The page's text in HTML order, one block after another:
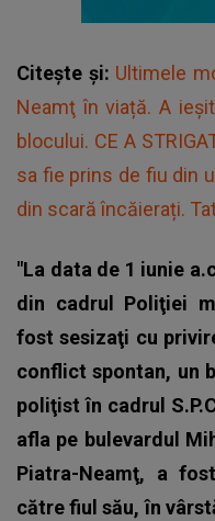
Citește și: Ultimele
Neamţ în viață. A
blocului. CE A
sa fie prins de fiu din
din scară încăierați.
"La data de 1 iunie
din cadrul Poliţiei
fost sesizaţi cu
conflict spontan, un
poliţist în cadrul
afla pe bulevardul
Piatra-Neamţ, a
către fiul său, în